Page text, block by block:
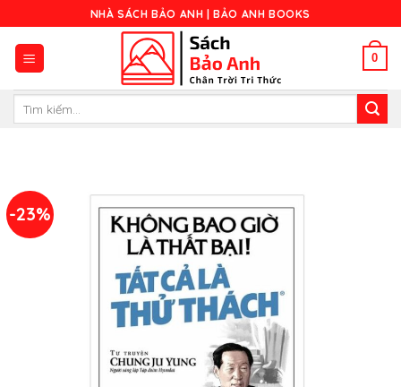
to
content
NHÀ SÁCH BẢO ANH | BẢO ANH BOOKS
0
-23%